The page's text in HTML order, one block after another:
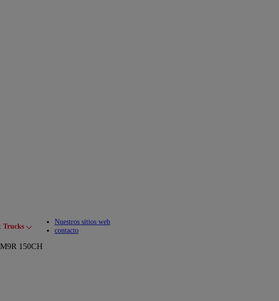
Trucks Toggle submenu
Nuestros sitios web
contacto
150CH